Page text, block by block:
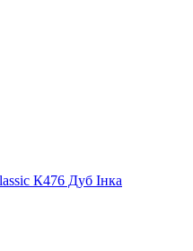
К476 Дуб Інка